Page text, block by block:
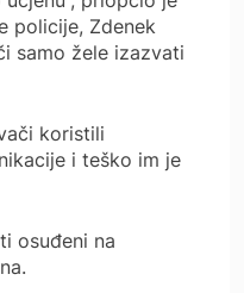
policije, Zdenek
samo žele izazvati
koristili
i teško im je
osuđeni na